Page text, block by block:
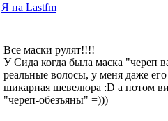
Я на Lastfm
Все маски рулят!!!!
У Сида когда была маска "череп
реальные волосы, у меня даже
шикарная шевелюра :D а потом
"череп-обезъяны" =)))